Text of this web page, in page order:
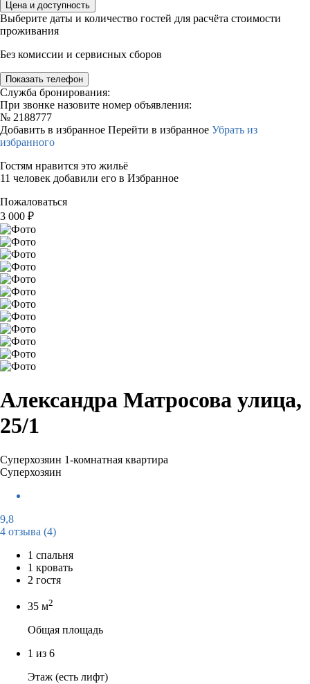
Цена и доступность
Выберите даты и количество гостей для расчёта стоимости
проживания
Без комиссии и сервисных сборов
Показать телефон
Служба бронирования:
При звонке назовите номер объявления:
№ 2188777
Добавить в избранное Перейти в избранное Убрать из
избранного
Гостям нравится это жильё
11 человек добавили его в Избранное
Пожаловаться
3 000 ₽
Александра Матросова улица,
25/1
Суперхозяин 1-комнатная квартира
Суперхозяин
9,8
4 отзыва (4)
1 спальня
1 кровать
2 гостя
35 м2
Общая площадь
1 из 6
Этаж (есть лифт)